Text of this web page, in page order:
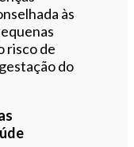
às
risco de
do